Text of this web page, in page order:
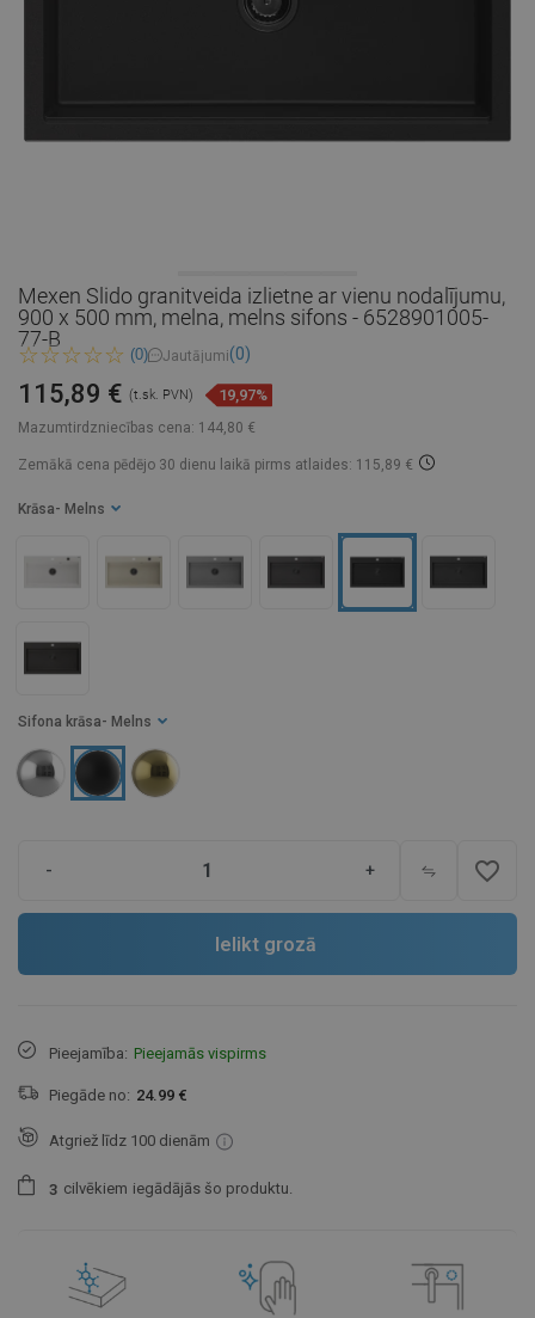
Mexen Slido granitveida izlietne ar vienu nodalījumu,
900 x 500 mm, melna, melns sifons - 6528901005-
77-B
(0) Jautājumi(0)
Mazumtirdzniecības cena: 144,80 €
115,89 € (t.sk. PVN) 19,97%
Zemākā cena pēdējo 30 dienu laikā pirms atlaides: 115,89 €
Krāsa - Melns
Sifona krāsa - Melns
- + favorite_border
Ielikt grozā
Pieejamība: Pieejamās vispirms
Piegāde no: 24.99 €
Atgriež līdz 100 dienām
3 cilvēkiem iegādājās šo produktu.